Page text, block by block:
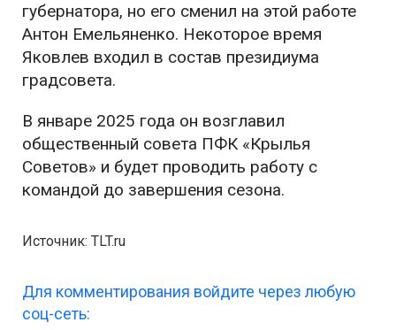
губернатора, но его сменил на этой работе
Антон Емельяненко. Некоторое время
Яковлев входил в состав президиума
градсовета.
В январе 2025 года он возглавил
общественный совета ПФК «Крылья
Советов» и будет проводить работу с
командой до завершения сезона.
Источник: TLT.ru
Для комментирования войдите через любую
соц-сеть: